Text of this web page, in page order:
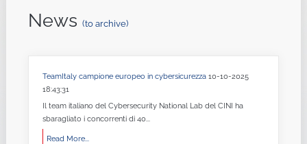
News (to archive)
TeamItaly campione europeo in cybersicurezza 10-10-2025
18:43:31
Il team italiano del Cybersecurity National Lab del CINI ha
sbaragliato i concorrenti di 40...
Read More...